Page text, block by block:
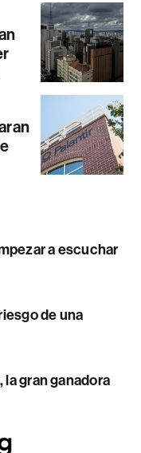
a escuchar
de una
gran ganadora